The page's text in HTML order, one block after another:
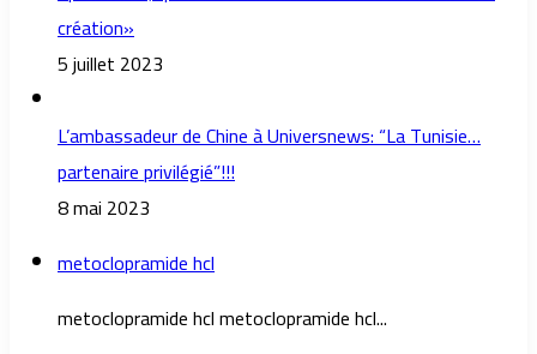
création»
5 juillet 2023
L’ambassadeur de Chine à Universnews: “La Tunisie…
partenaire privilégié”!!!
8 mai 2023
metoclopramide hcl
metoclopramide hcl metoclopramide hcl...